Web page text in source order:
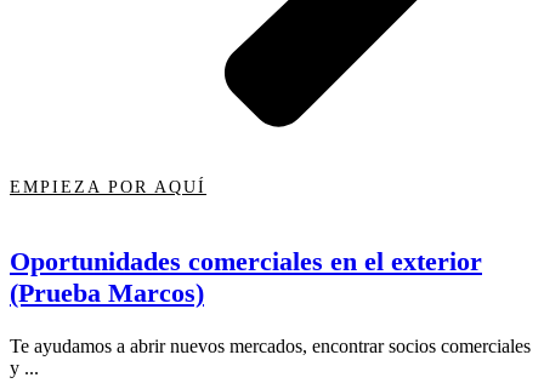
EMPIEZA POR AQUÍ
Oportunidades comerciales en el exterior
(Prueba Marcos)
Te ayudamos a abrir nuevos mercados, encontrar socios comerciales
y ...